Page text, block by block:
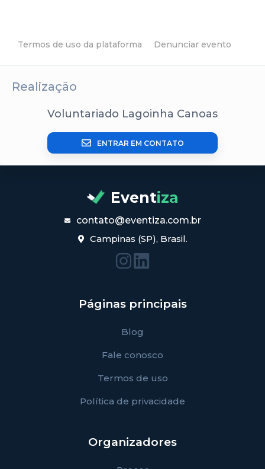
Termos de uso da plataforma Denunciar evento
Realização
Voluntariado Lagoinha Canoas
ENTRAR EM CONTATO
Eventiza
contato@eventiza.com.br
Campinas (SP), Brasil.
Páginas principais
Blog
Fale conosco
Termos de uso
Política de privacidade
Organizadores